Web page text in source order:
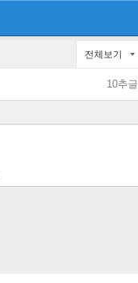
전체보기
10추글